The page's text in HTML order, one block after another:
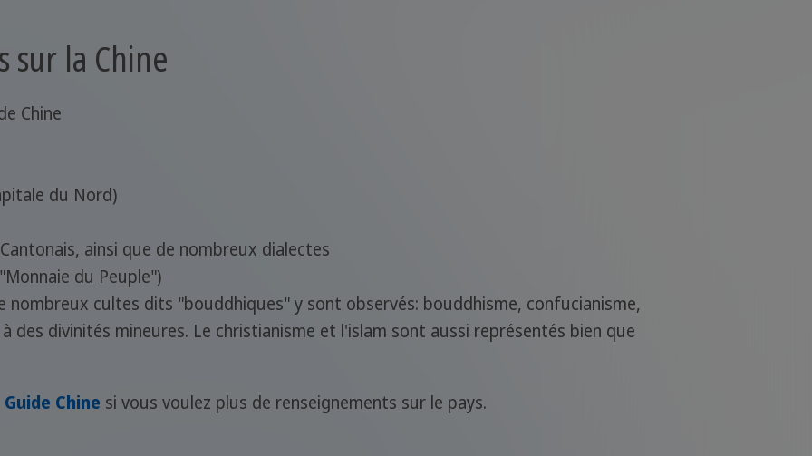
la Chine
Chine
du Nord)
ainsi que de nombreux dialectes
du Peuple")
nombreux cultes dits "bouddhiques" y sont observés: bouddhisme, confucianisme,
des divinités mineures. Le christianisme et l'islam sont aussi représentés bien que
Guide Chine si vous voulez plus de renseignements sur le pays.